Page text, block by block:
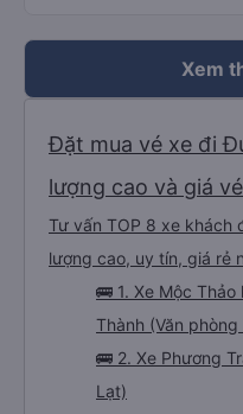
Xem
Đặt mua vé xe đi
lượng cao và giá
Tư vấn TOP 8 xe khách
lượng cao, uy tín, giá rẻ
🚌 1. Xe Mộc
Thành (Văn phòng
🚌 2. Xe Phương
Lạt)